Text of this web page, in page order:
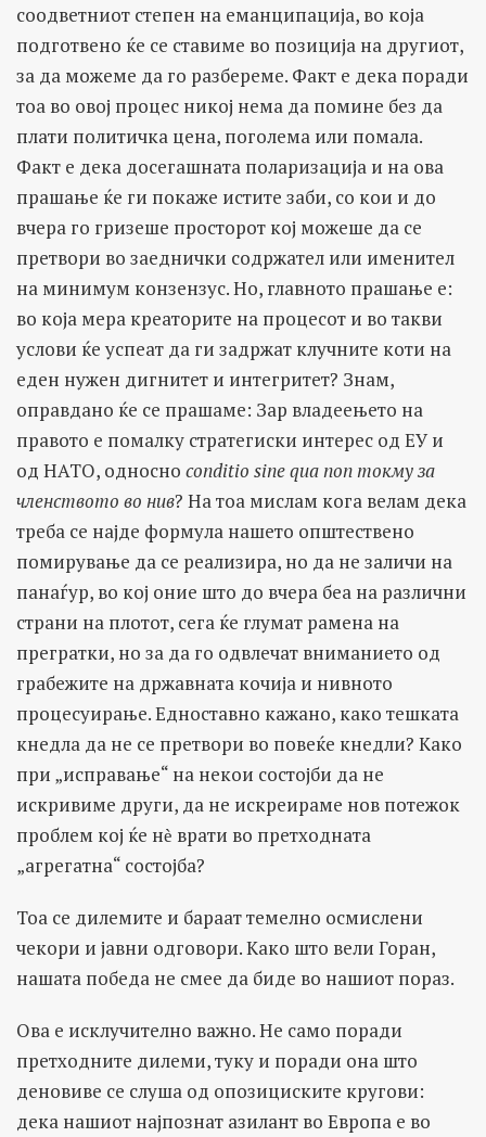
соодветниот степен на еманципација, во која
подготвено ќе се ставиме во позиција на другиот,
за да можеме да го разбереме. Факт е дека поради
тоа во овој процес никој нема да помине без да
плати политичка цена, поголема или помала.
Факт е дека досегашната поларизација и на ова
прашање ќе ги покаже истите заби, со кои и до
вчера го гризеше просторот кој можеше да се
претвори во заеднички содржател или именител
на минимум конзензус. Но, главното прашање е:
во која мера креаторите на процесот и во такви
услови ќе успеат да ги задржат клучните коти на
еден нужен дигнитет и интегритет? Знам,
оправдано ќе се прашаме: Зар владеењето на
правото е помалку стратегиски интерес од ЕУ и
од НАТО, односно conditio sine qua non токму за
членството во нив? На тоа мислам кога велам дека
треба се најде формула нашето општествено
помирување да се реализира, но да не заличи на
панаѓур, во кој оние што до вчера беа на различни
страни на плотот, сега ќе глумат рамена на
прегратки, но за да го одвлечат вниманието од
грабежите на државната кочија и нивното
процесуирање. Едноставно кажано, како тешката
кнедла да не се претвори во повеќе кнедли? Како
при „исправање“ на некои состојби да не
искривиме други, да не искреираме нов потежок
проблем кој ќе нѐ врати во претходната
„агрегатна“ состојба?
Тоа се дилемите и бараат темелно осмислени
чекори и јавни одговори. Како што вели Горан,
нашата победа не смее да биде во нашиот пораз.
Ова е исклучително важно. Не само поради
претходните дилеми, туку и поради она што
деновиве се слуша од опозициските кругови:
дека нашиот најпознат азилант во Европа е во